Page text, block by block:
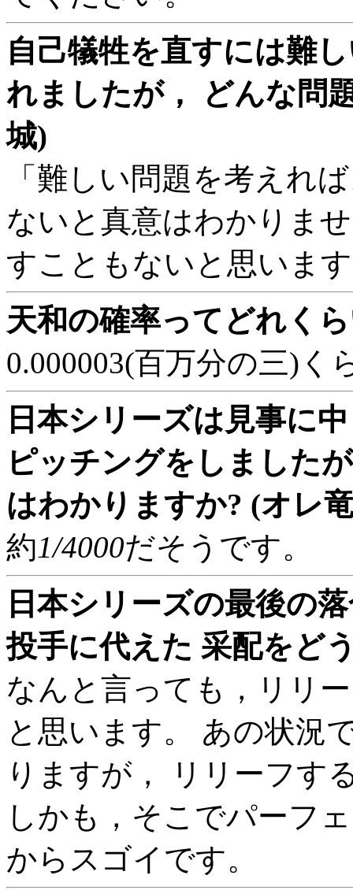
自己犠牲を直すには難
れましたが， どんな問
城)
「難しい問題を考えれ
ないと真意はわかりま
すこともないと思いま
天和の確率ってどれく
0.000003(百万分の三)
日本シリーズは見事に
ピッチングをしました
はわかりますか? (オレ
約1/4000だそうです。
日本シリーズの最後の
投手に代えた 采配をど
なんと言っても，リリ
と思います。 あの状況
りますが， リリーフす
しかも，そこでパーフ
からスゴイです。